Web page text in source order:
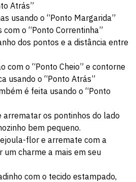
Atrás”
usando o “Ponto Margarida”
o “Ponto Correntinha”
dos pontos e a distância entre
com o “Ponto Cheio” e contorne
usando o “Ponto Atrás”
é feita usando o “Ponto
arrematar os pontinhos do lado
bem pequeno.
flor e arremate com a
um charme a mais em seu
com o tecido estampado,